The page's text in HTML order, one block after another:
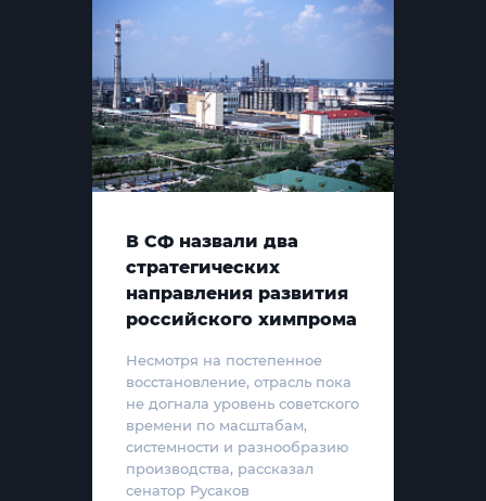
В СФ назвали два
стратегических
направления развития
российского химпрома
Несмотря на постепенное
восстановление, отрасль пока
не догнала уровень советского
времени по масштабам,
системности и разнообразию
производства, рассказал
сенатор Русаков